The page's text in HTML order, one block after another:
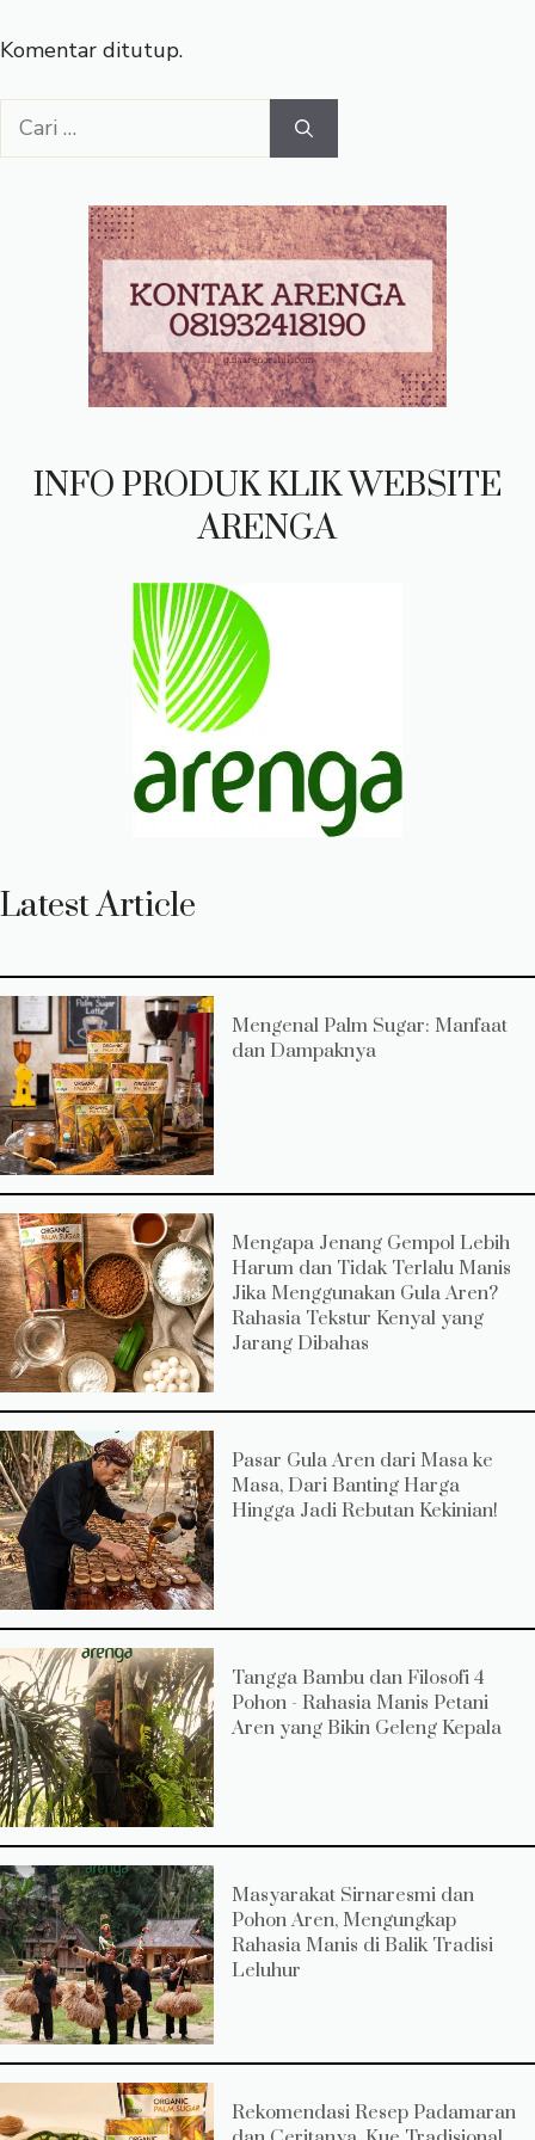
Komentar ditutup.
Cari
INFO PRODUK KLIK WEBSITE
ARENGA
Latest Article
Mengenal Palm Sugar: Manfaat
dan Dampaknya
Mengapa Jenang Gempol Lebih
Harum dan Tidak Terlalu Manis
Jika Menggunakan Gula Aren?
Rahasia Tekstur Kenyal yang
Jarang Dibahas
Pasar Gula Aren dari Masa ke
Masa, Dari Banting Harga
Hingga Jadi Rebutan Kekinian!
Tangga Bambu dan Filosofi 4
Pohon - Rahasia Manis Petani
Aren yang Bikin Geleng Kepala
Masyarakat Sirnaresmi dan
Pohon Aren, Mengungkap
Rahasia Manis di Balik Tradisi
Leluhur
Rekomendasi Resep Padamaran